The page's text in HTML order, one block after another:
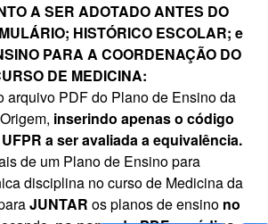
A SER ADOTADO ANTES DO
HISTÓRICO ESCOLAR; e
PARA A COORDENAÇÃO DO
DE MEDICINA:
arquivo PDF do Plano de Ensino da
inserindo apenas o código
a ser avaliada a equivalência.
de um Plano de Ensino para
disciplina no curso de Medicina da
JUNTAR os planos de ensino no